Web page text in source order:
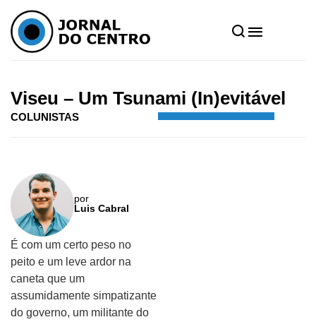
Viseu – Um Tsunami (In)evitável
COLUNISTAS
por
Luis Cabral
É com um certo peso no
peito e um leve ardor na
caneta que um
assumidamente simpatizante
do governo, um militante do